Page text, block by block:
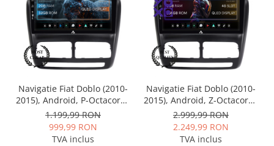
Navigatie Fiat Doblo (2010-
2015), Android, P-Octacore /
2GB RAM + 32GB ROM, 10.1
Inch - AD-BGP10002+AD-
BGRKIT358
1.199,99 RON
999,99 RON
TVA inclus
Navigatie Fiat Doblo (2010-
2015), Android, Z-Octacore /
8GB RAM + 256GB ROM,
10.1 Inch - AD-
BGZ10008+AD-BGRKIT358
2.999,99 RON
2.249,99 RON
TVA inclus